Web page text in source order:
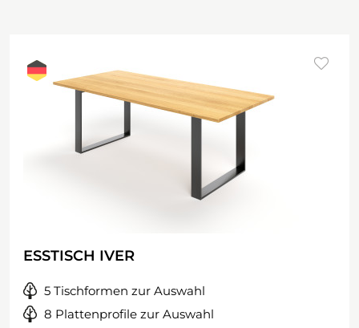
ESSTISCH IVER
5 Tischformen zur Auswahl
8 Plattenprofile zur Auswahl